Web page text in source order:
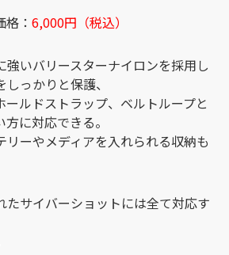
： 6,000円（税込）
強いバリースターナイロンを採用し
っかりと保護、
ールドストラップ、ベルトループと
に対応できる。
リーやメディアを入れられる収納も
たサイバーショットには全て対応す